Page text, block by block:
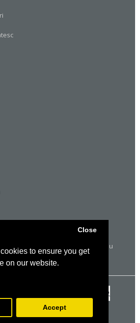
to ensure you get
on our website.
Close
Accept
sa platesti prin VISA, MasterCard sau